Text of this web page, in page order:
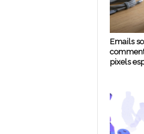
Emails
comment
pixels